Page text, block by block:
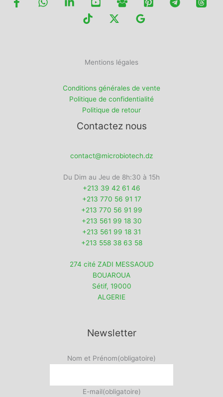
Mentions légales
Conditions générales de vente
Politique de confidentialité
Politique de retour
Contactez nous
contact@microbiotech.dz
Du Dim au Jeu de 8h:30 à 15h
+213 39 42 61 46
+213 770 56 91 17
+213 770 56 91 99
+213 561 99 18 30
+213 561 99 18 31
+213 558 38 63 58
274 cité ZADI MESSAOUD
BOUAROUA
Sétif, 19000
ALGERIE
Newsletter
Nom et Prénom(obligatoire)
E-mail(obligatoire)